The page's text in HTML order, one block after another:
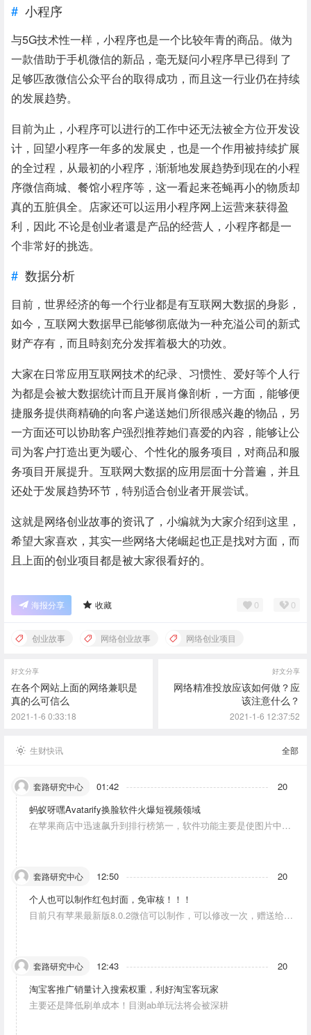
小程序
与5G技术性一样，小程序也是一个比较年青的商品。做为
一款借助于手机微信的新品，毫无疑问小程序早已得到 了
足够匹敌微信公众平台的取得成功，而且这一行业仍在持续
的发展趋势。
目前为止，小程序可以进行的工作中还无法被全方位开发设
计，回望小程序一年多的发展史，也是一个作用被持续扩展
的全过程，从最初的小程序，渐渐地发展趋势到现在的小程
序微信商城、餐馆小程序等，这一看起来苍蝇再小的物质却
真的五脏俱全。店家还可以运用小程序网上运营来获得盈
利，因此 不论是创业者還是产品的经营人，小程序都是一
个非常好的挑选。
数据分析
目前，世界经济的每一个行业都是有互联网大数据的身影，
如今，互联网大数据早已能够彻底做为一种充溢公司的新式
财产存有，而且時刻充分发挥着极大的功效。
大家在日常应用互联网技术的纪录、习惯性、爱好等个人行
为都是会被大数据统计而且开展肖像剖析，一方面，能够便
捷服务提供商精确的向客户递送她们所很感兴趣的物品，另
一方面还可以协助客户强烈推荐她们喜爱的內容，能够让公
司为客户打造出更为暖心、个性化的服务项目，对商品和服
务项目开展提升。互联网大数据的应用层面十分普遍，并且
还处于发展趋势环节，特别适合创业者开展尝试。
这就是网络创业故事的资讯了，小编就为大家介绍到这里，
希望大家喜欢，其实一些网络大佬崛起也正是找对方面，而
且上面的创业项目都是被大家很看好的。
海报分享 收藏 0 0
创业故事 网络创业故事 网络创业项目
好文分享
在各个网站上面的网络兼职是
真的么可信么
2021-1-6 0:33:18
好文分享
网络精准投放应该如何做？应
该注意什么？
2021-1-6 12:37:52
生财快讯 全部
套路研究中心 01:42
20
蚂蚁呀嘿Avatarify换脸软件火爆短视频领域
在苹果商店中迅速飙升到排行榜第一，软件功能主要是使图片中的
套路研究中心 12:50
20
个人也可以制作红包封面，免审核！！！
目前只有苹果最新版8.0.2微信可以制作，可以修改一次，赠送给10
套路研究中心 12:43
20
淘宝客推广销量计入搜索权重，利好淘宝客玩家
主要还是降低刷单成本！目测ab单玩法将会被深耕